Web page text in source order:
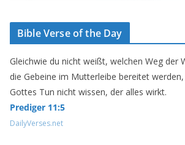
Bible Verse of the Day
Gleichwie du nicht weißt, welchen Weg der
die Gebeine im Mutterleibe bereitet
Gottes Tun nicht wissen, der alles wirkt.
Prediger 11:5
DailyVerses.net